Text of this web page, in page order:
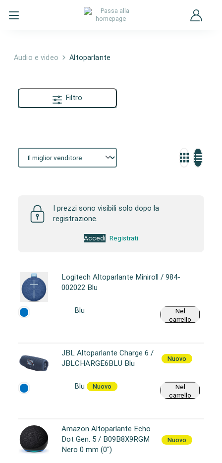
Audio e video Altoparlante
Filtro
I prezzi sono visibili solo dopo la
registrazione.
Accedi Registrati
Logitech Altoparlante Miniroll / 984-
002022 Blu
Blu
Nel
carrello
JBL Altoparlante Charge 6 /
JBLCHARGE6BLU Blu
Nuovo
Blu Nuovo
Nel
carrello
Amazon Altoparlante Echo
Dot Gen. 5 / B09B8X9RGM
Nero 0 mm (0")
Nuovo